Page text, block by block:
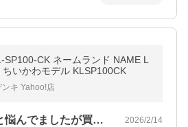
SP100-CK ネームランド NAME L
いかわモデル KLSP100CK
ンキ Yahoo!店
可愛いです。ずっと悩んでましたが買って… 2026/2/14